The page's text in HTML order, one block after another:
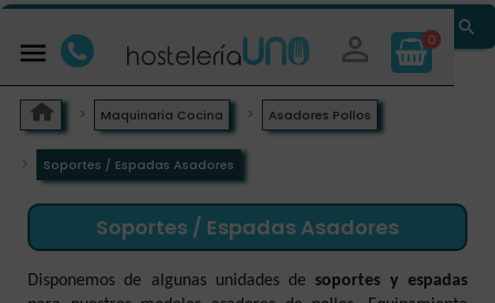
  0

Maquinaria Cocina Asadores Pollos
Soportes / Espadas Asadores
Soportes / Espadas Asadores
Disponemos de algunas unidades de soportes y espadas